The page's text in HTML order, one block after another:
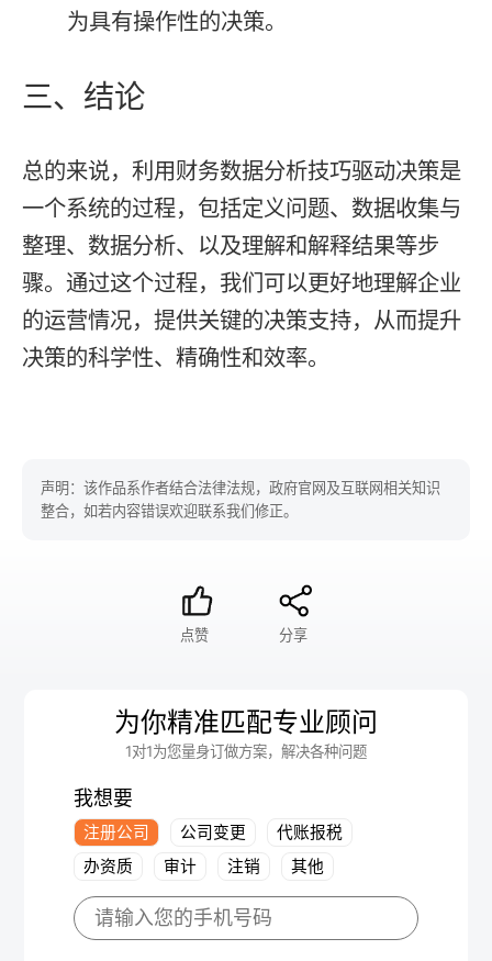
为具有操作性的决策。
三、结论
总的来说，利用财务数据分析技巧驱动决策是
一个系统的过程，包括定义问题、数据收集与
整理、数据分析、以及理解和解释结果等步
骤。通过这个过程，我们可以更好地理解企业
的运营情况，提供关键的决策支持，从而提升
决策的科学性、精确性和效率。
声明：该作品系作者结合法律法规，政府官网及互联网相关知识
整合，如若内容错误欢迎联系我们修正。
点赞 分享
为你精准匹配专业顾问
1对1为您量身订做方案，解决各种问题
我想要
注册公司 公司变更
代账报税
办资质
审计 注销 其他